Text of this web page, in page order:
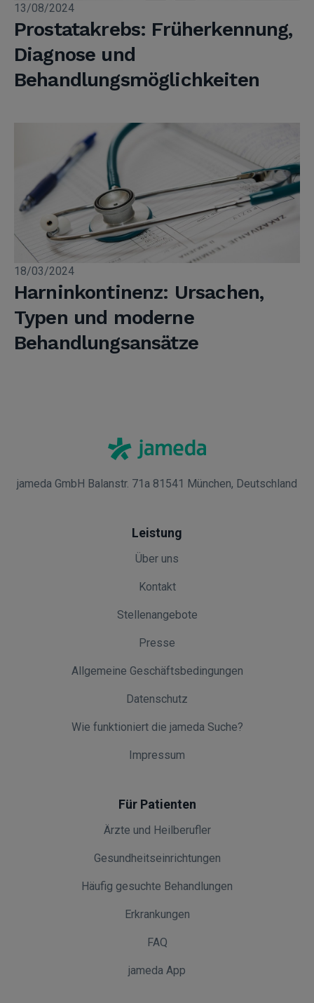
13/08/2024
Prostatakrebs: Früherkennung,
Diagnose und
Behandlungsmöglichkeiten
18/03/2024
Harninkontinenz: Ursachen,
Typen und moderne
Behandlungsansätze
jameda GmbH Balanstr. 71a 81541 München, Deutschland
Leistung
Über uns
Kontakt
Stellenangebote
Presse
Allgemeine Geschäftsbedingungen
Datenschutz
Wie funktioniert die jameda Suche?
Impressum
Für Patienten
Ärzte und Heilberufler
Gesundheitseinrichtungen
Häufig gesuchte Behandlungen
Erkrankungen
FAQ
jameda App